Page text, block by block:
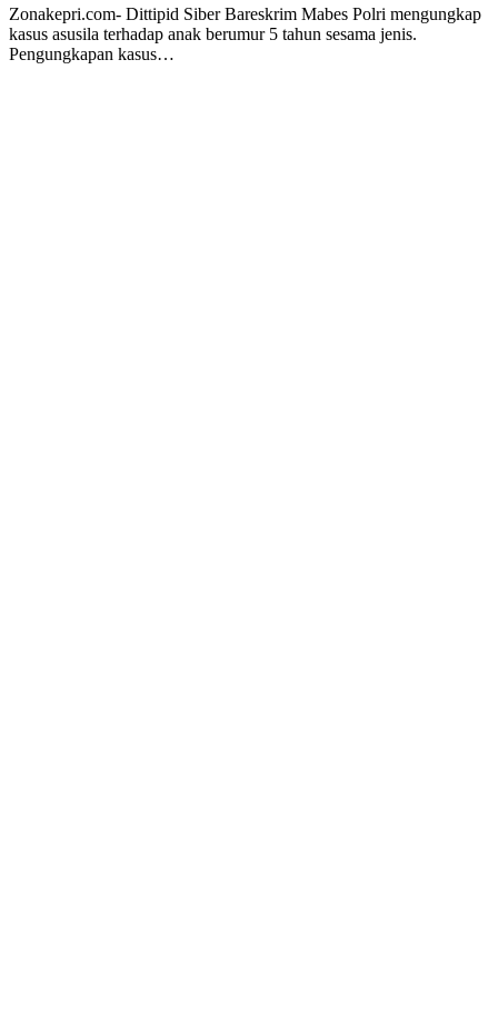
Zonakepri.com- Dittipid Siber Bareskrim Mabes Polri mengungkap
kasus asusila terhadap anak berumur 5 tahun sesama jenis.
Pengungkapan kasus…